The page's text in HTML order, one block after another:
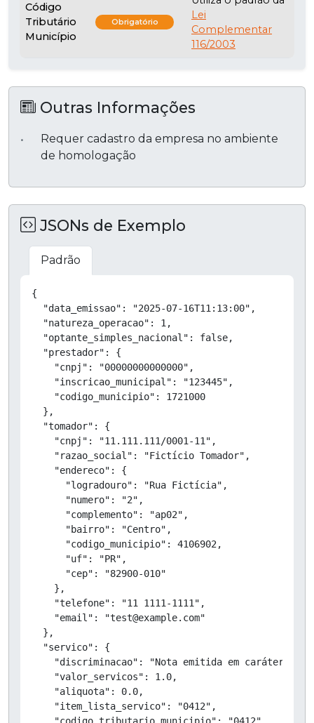
Código
Tributário
Município
Obrigatório
Lei
Complementar
116/2003
Outras Informações
Requer cadastro da empresa no ambiente
de homologação
JSONs de Exemplo
Padrão
{
  "data_emissao": "2025-07-16T11:13:00",
  "natureza_operacao": 1,
  "optante_simples_nacional": false,
  "prestador": {
    "cnpj": "00000000000000",
    "inscricao_municipal": "123445",
    "codigo_municipio": 1721000
  },
  "tomador": {
    "cnpj": "11.111.111/0001-11",
    "razao_social": "Fictício Tomador",
    "endereco": {
      "logradouro": "Rua Fictícia",
      "numero": "2",
      "complemento": "ap02",
      "bairro": "Centro",
      "codigo_municipio": 4106902,
      "uf": "PR",
      "cep": "82900-010"
    },
    "telefone": "11 1111-1111",
    "email": "test@example.com"
  },
  "servico": {
"discriminacao": "Nota emitida em caráter de
    "valor_servicos": 1.0,
    "aliquota": 0.0,
    "item_lista_servico": "0412",
    "codigo_tributario_municipio": "0412",